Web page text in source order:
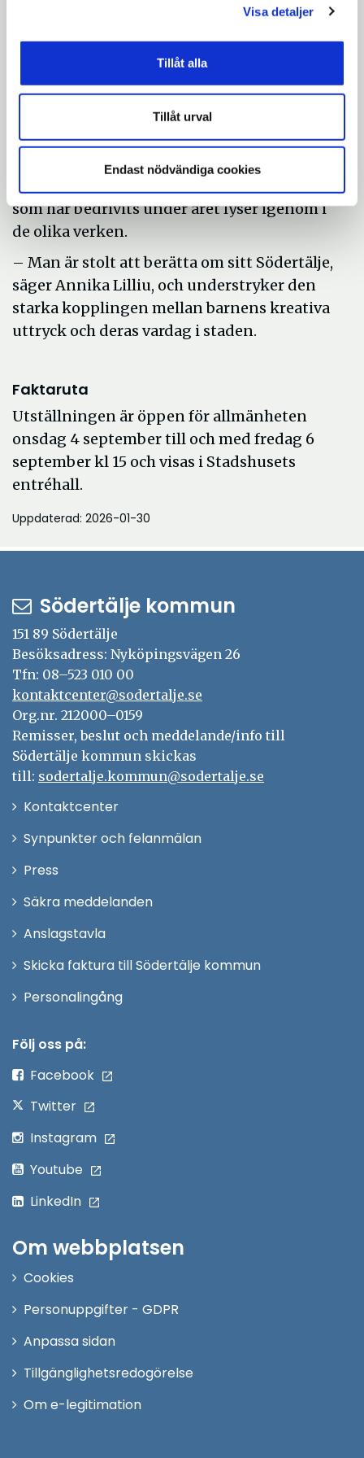
Visa detaljer
Tillåt alla
Tillåt urval
Endast nödvändiga cookies
Utställningen engagerar
både barn och pedagoger
Det märks tydligt att både pedagoger och
barn har lagt ner stort engagemang i
arbetet inför utställningen. Stoltheten över
att få visa upp sitt Södertälje och det arbete
som har bedrivits under året lyser igenom i
de olika verken.
– Man är stolt att berätta om sitt Södertälje,
säger Annika Lilliu, och understryker den
starka kopplingen mellan barnens kreativa
uttryck och deras vardag i staden.
Faktaruta
Utställningen är öppen för allmänheten
onsdag 4 september till och med fredag 6
september kl 15 och visas i Stadshusets
entréhall.
Uppdaterad: 2026-01-30
Södertälje kommun
151 89 Södertälje
Besöksadress: Nyköpingsvägen 26
Tfn: 08–523 010 00
kontaktcenter@sodertalje.se
Org.nr. 212000–0159
Remisser, beslut och meddelande/info till
Södertälje kommun skickas
till: sodertalje.kommun@sodertalje.se
KontaktcenterÖppna
Synpunkter och felanmälan
Press
fönster
Säkra meddelanden
Anslagstavla
Skicka faktura till Södertälje kommun
PersonalingångÖppna
Följ oss på:
Facebook
Twitter
Instagram
Youtube
LinkedIn
Om webbplatsen
Cookies
Personuppgifter - GDPR
Anpassa sidan
Tillgänglighetsredogörelse
Om e-legitimation